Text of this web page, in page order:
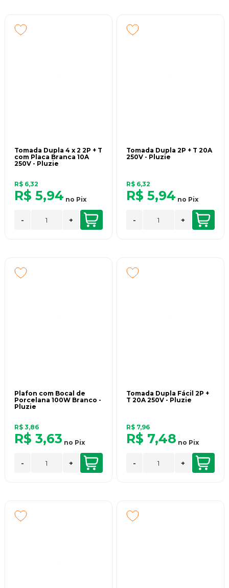
A Pluzie produz os seus próprios moldes com alta
Tomada Dupla 4 x 2 2P + T
com Placa Branca 10A
250V - Pluzie
R$ 6,32
R$ 5,94 no Pix
- +
Tomada Dupla 2P + T 20A
250V - Pluzie
R$ 6,32
R$ 5,94 no Pix
- +
Plafon com Bocal de
Porcelana 100W Branco -
Pluzie
R$ 3,86
R$ 3,63 no Pix
- +
Tomada Dupla Fácil 2P +
T 20A 250V - Pluzie
R$ 7,96
R$ 7,48 no Pix
- +